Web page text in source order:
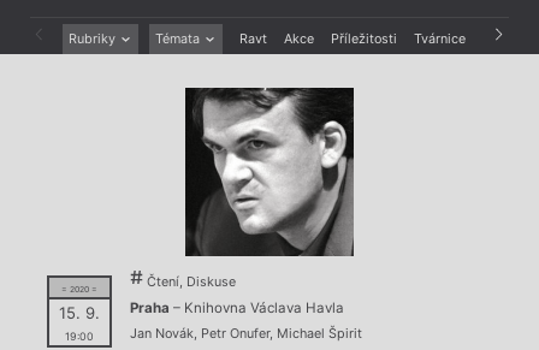
Rubriky Témata Ravt Akce Příležitosti Tvárnice Archiv
= 2020 =
15. 9.
19:00
Čtení, Diskuse
Praha – Knihovna Václava Havla
Jan Novák, Petr Onufer, Michael Špirit